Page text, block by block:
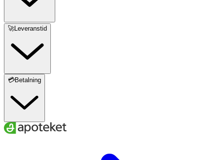
🚀Leveranstid
💳Betalning